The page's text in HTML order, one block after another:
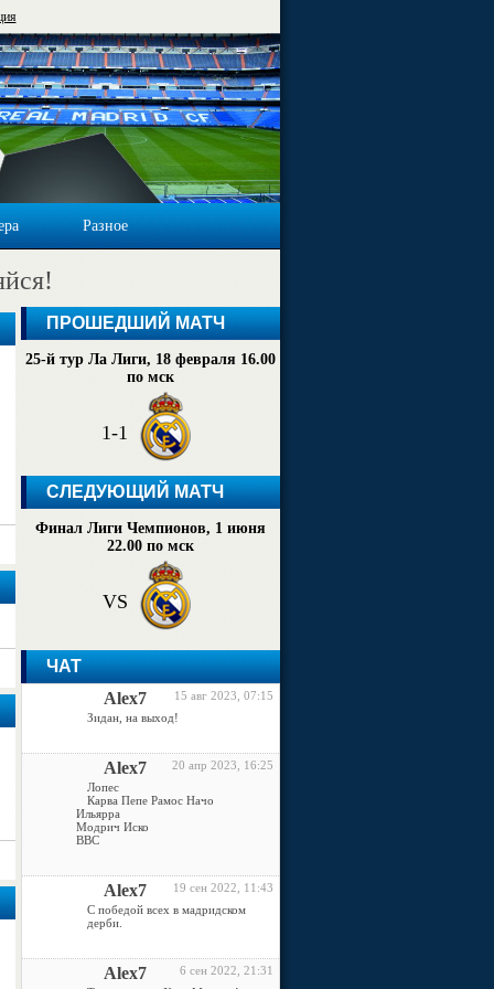
Разное
ПРОШЕДШИЙ МАТЧ
25-й тур Ла Лиги, 18 февраля 16.00
по мск
1-1
СЛЕДУЮЩИЙ МАТЧ
Финал Лиги Чемпионов, 1 июня
22.00 по мск
VS
ЧАТ
Alex7
15 авг 2023, 07:15
Зидан, на выход!
Alex7
20 апр 2023, 16:25
Лопес
Карва Пепе Рамос Начо
Ильярра
Модрич Иско
ВВС
Alex7
19 сен 2022, 11:43
С победой всех в мадридском
дерби.
Alex7
6 сен 2022, 21:31